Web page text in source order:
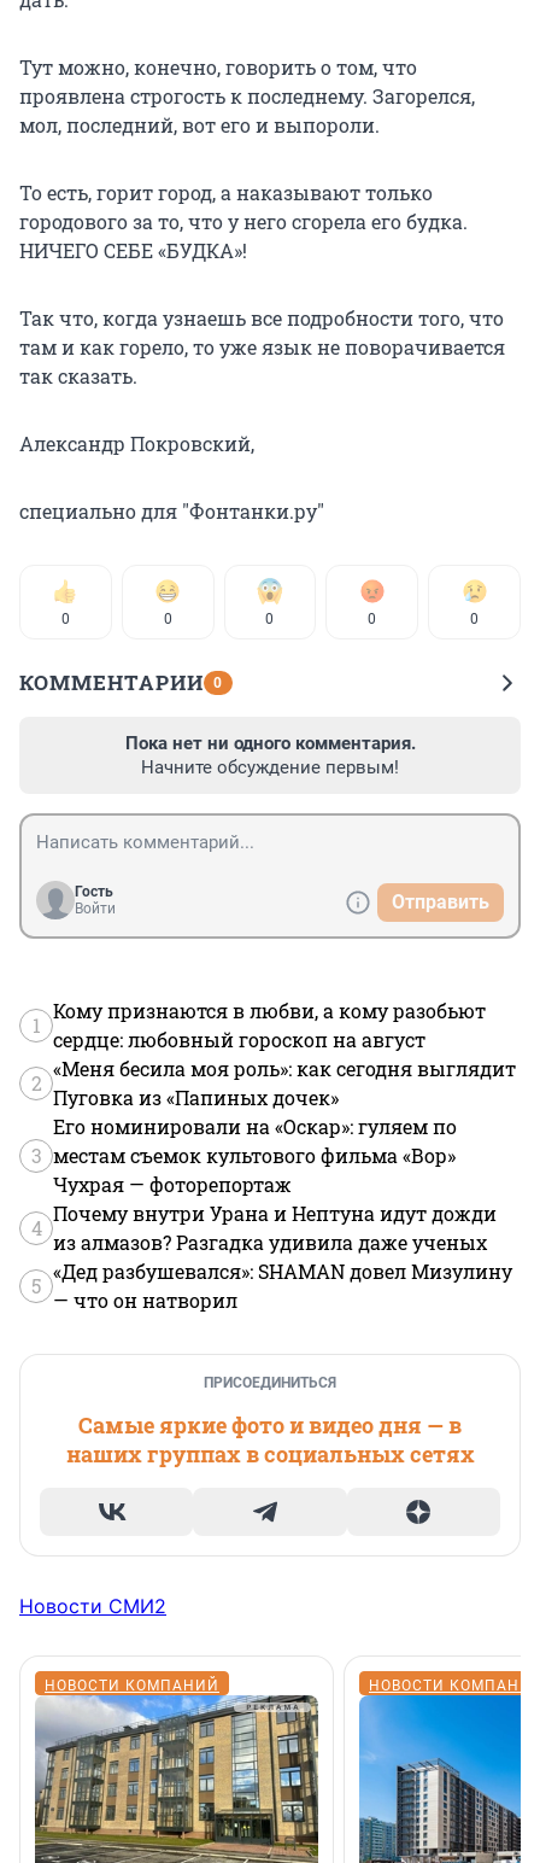
Тут можно, конечно, говорить о том, что
проявлена строгость к последнему. Загорелся,
мол, последний, вот его и выпороли.
То есть, горит город, а наказывают только
городового за то, что у него сгорела его будка.
НИЧЕГО СЕБЕ «БУДКА»!
Так что, когда узнаешь все подробности того, что
там и как горело, то уже язык не поворачивается
так сказать.
Александр Покровский,
специально для "Фонтанки.ру"
0 0 0 0 0
КОММЕНТАРИИ 0
Пока нет ни одного комментария.
Начните обсуждение первым!
Гость
Войти
Отправить
1
Кому признаются в любви, а кому разобьют
сердце: любовный гороскоп на август
2
«Меня бесила моя роль»: как сегодня выглядит
Пуговка из «Папиных дочек»
3
Его номинировали на «Оскар»: гуляем по
местам съемок культового фильма «Вор»
Чухрая — фоторепортаж
4
Почему внутри Урана и Нептуна идут дожди
из алмазов? Разгадка удивила даже ученых
5
«Дед разбушевался»: SHAMAN довел Мизулину
— что он натворил
ПРИСОЕДИНИТЬСЯ
Самые яркие фото и видео дня — в
наших группах в социальных сетях
Новости СМИ2
НОВОСТИ КОМПАНИЙ НОВОСТИ